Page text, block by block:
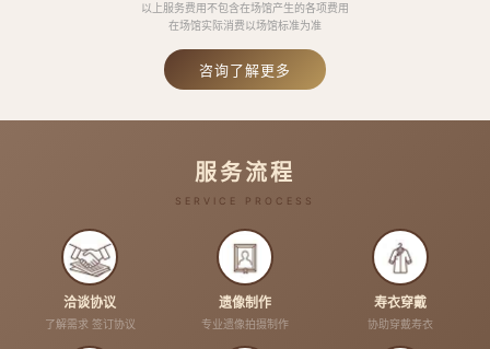
以上服务费用不包含在场馆产生的各项费用
在场馆实际消费以场馆标准为准
咨询了解更多
服务流程
SERVICE PROCESS
洽谈协议
了解需求 签订协议
遗像制作
专业遗像拍摄制作
寿衣穿戴
协助穿戴寿衣